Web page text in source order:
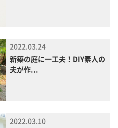
2022.03.24
新築の庭に一工夫！DIY素人の
夫が作...
2022.03.10